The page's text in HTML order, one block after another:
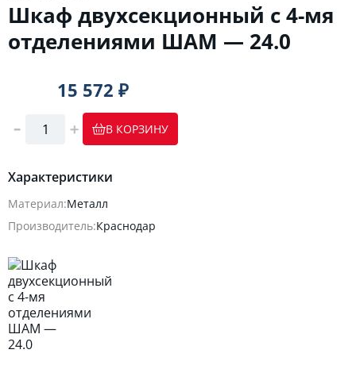
Шкаф двухсекционный с 4-мя
отделениями ШАМ — 24.0
Характеристики
Материал:Металл
Производитель:Краснодар
15 572 ₽
В КОРЗИНУ